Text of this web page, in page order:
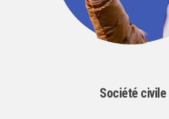
Société civile